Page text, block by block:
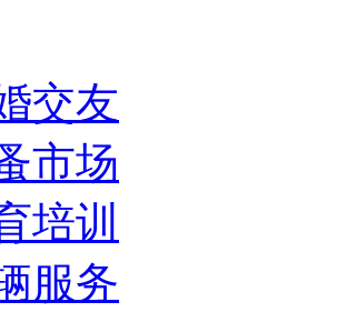
交友
市场
培训
服务